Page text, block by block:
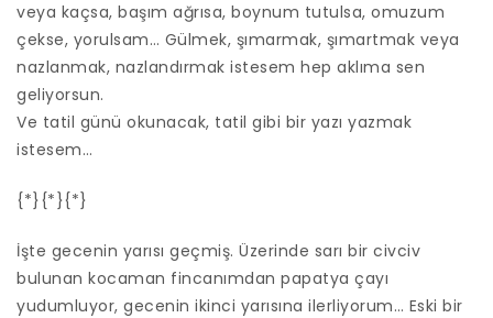
veya kaçsa, başım ağrısa, boynum tutulsa, omuzum
çekse, yorulsam… Gülmek, şımarmak, şımartmak veya
nazlanmak, nazlandırmak istesem hep aklıma sen
geliyorsun.
Ve tatil günü okunacak, tatil gibi bir yazı yazmak
istesem…
{*}{*}{*}
İşte gecenin yarısı geçmiş. Üzerinde sarı bir civciv
bulunan kocaman fincanımdan papatya çayı
yudumluyor, gecenin ikinci yarısına ilerliyorum… Eski bir